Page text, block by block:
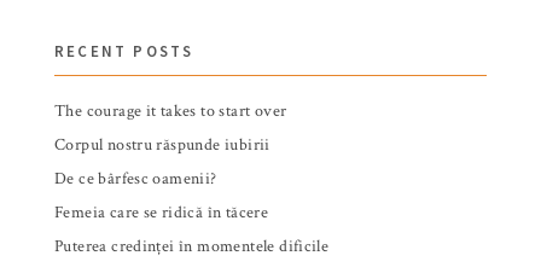
RECENT POSTS
The courage it takes to start over
Corpul nostru răspunde iubirii
De ce bârfesc oamenii?
Femeia care se ridică în tăcere
Puterea credinței în momentele dificile